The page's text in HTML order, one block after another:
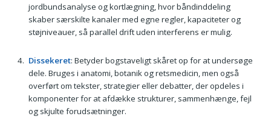
jordbundsanalyse og kortlægning, hvor båndinddeling
skaber særskilte kanaler med egne regler, kapaciteter og
støjniveauer, så parallel drift uden interferens er mulig.
Dissekeret: Betyder bogstaveligt skåret op for at undersøge
dele. Bruges i anatomi, botanik og retsmedicin, men også
overført om tekster, strategier eller debatter, der opdeles i
komponenter for at afdække strukturer, sammenhænge, fejl
og skjulte forudsætninger.